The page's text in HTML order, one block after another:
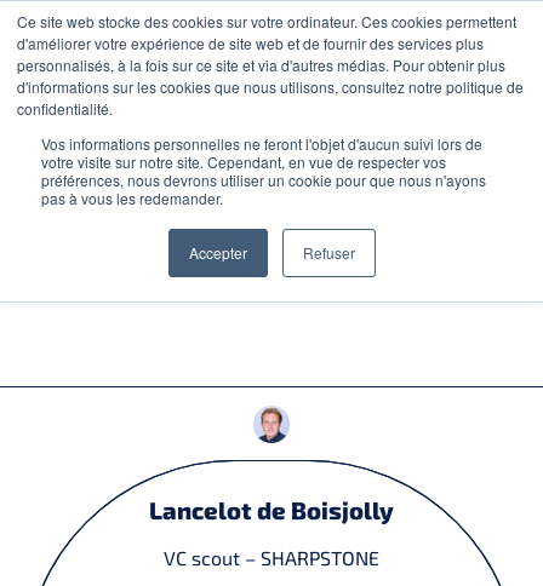
Ce site web stocke des cookies sur votre ordinateur. Ces cookies permettent
d'améliorer votre expérience de site web et de fournir des services plus
personnalisés, à la fois sur ce site et via d'autres médias. Pour obtenir plus
d'informations sur les cookies que nous utilisons, consultez notre politique de
confidentialité.
Vos informations personnelles ne feront l'objet d'aucun suivi lors de
votre visite sur notre site. Cependant, en vue de respecter vos
préférences, nous devrons utiliser un cookie pour que nous n'ayons
pas à vous les redemander.
Accepter Refuser
CONTACT
CONSEILS D'EXPERT
DEVONS-NOUS LEVER À
Lancelot de Boisjolly
VC scout – SHARPSTONE